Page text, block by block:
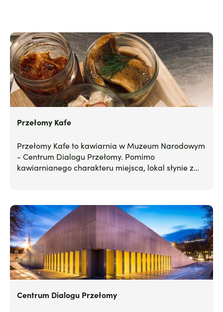
Przełomy Kafe
Przełomy Kafe to kawiarnia w Muzeum Narodowym
- Centrum Dialogu Przełomy. Pomimo
kawiarnianego charakteru miejsca, lokal słynie z
Centrum Dialogu Przełomy